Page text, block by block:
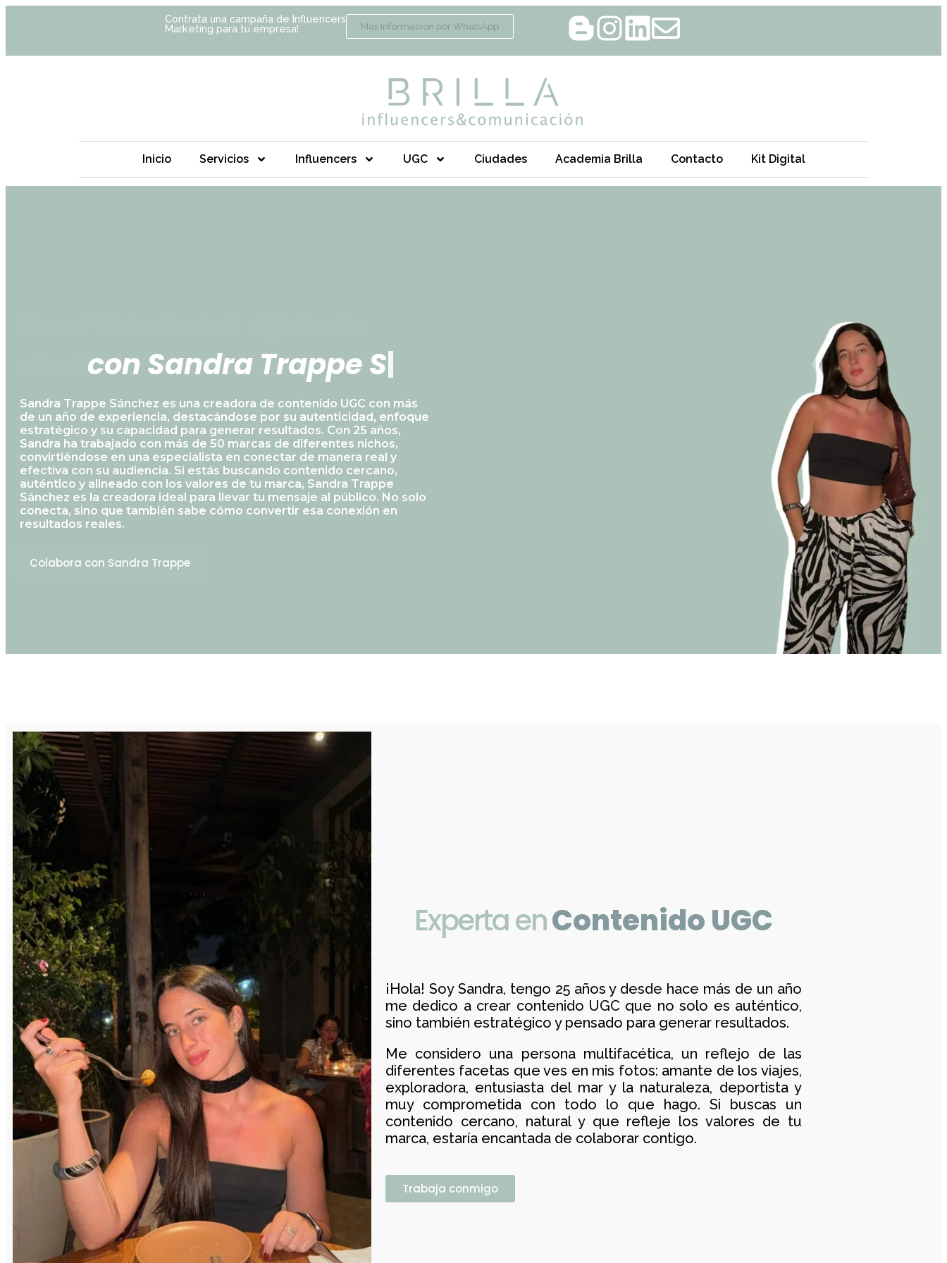
Contrata una campaña de Influencers
Marketing para tu empresa!
Más Información por WhatsApp
Inicio Servicios Influencers UGC Ciudades Academia Brilla Contacto Kit Digital
conSandraTrappeSanchez
Sandra Trappe Sánchez es una creadora de contenido UGC con más
de un año de experiencia, destacándose por su autenticidad, enfoque
estratégico y su capacidad para generar resultados. Con 25 años,
Sandra ha trabajado con más de 50 marcas de diferentes nichos,
convirtiéndose en una especialista en conectar de manera real y
efectiva con su audiencia. Si estás buscando contenido cercano,
auténtico y alineado con los valores de tu marca, Sandra Trappe
resultados reales.
¡Hola! Soy Sandra, tengo 25 años y desde hace más de un año
sino también estratégico y pensado para generar resultados.
Me considero una persona multifacética, un reflejo de las
diferentes facetas que ves en mis fotos: amante de los viajes,
exploradora, entusiasta del mar y la naturaleza, deportista y
muy comprometida con todo lo que hago. Si buscas un
marca, estaría encantada de colaborar contigo.